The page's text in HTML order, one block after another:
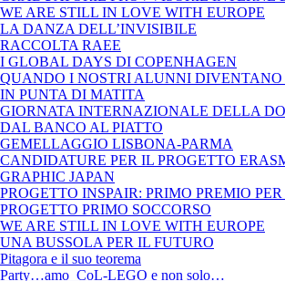
WE ARE STILL IN LOVE WITH EUROPE
LA DANZA DELL’INVISIBILE
RACCOLTA RAEE
I GLOBAL DAYS DI COPENHAGEN
QUANDO I NOSTRI ALUNNI
IN PUNTA DI MATITA
GIORNATA INTERNAZIONALE DELLA
DAL BANCO AL PIATTO
GEMELLAGGIO LISBONA-PARMA
CANDIDATURE PER IL PROGETTO
GRAPHIC JAPAN
PROGETTO INSPAIR: PRIMO PREMIO
PROGETTO PRIMO SOCCORSO
WE ARE STILL IN LOVE WITH EUROPE
UNA BUSSOLA PER IL FUTURO
Pitagora e il suo teorema
Party…amo CoL-LEGO e non solo…